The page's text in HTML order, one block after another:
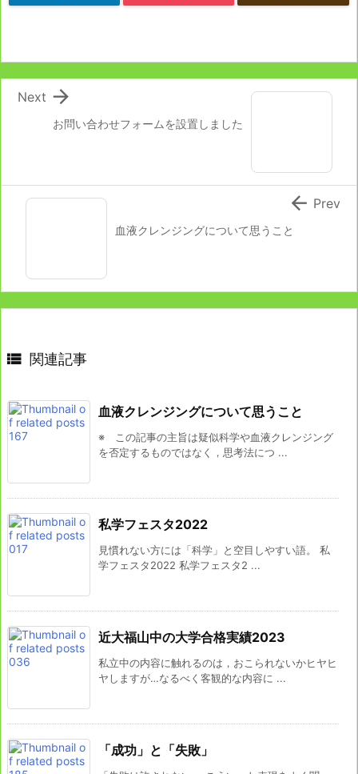
お問い合わせフォームを設置しました

Next
血液クレンジングについて思うこと
 Prev
 関連記事
血液クレンジングについて思うこと
※ この記事の主旨は疑似科学や血液クレンジング
を否定するものではなく，思考法につ ...
私学フェスタ2022
見慣れない方には「科学」と空目しやすい語。 私
学フェスタ2022 私学フェスタ2 ...
近大福山中の大学合格実績2023
私立中の内容に触れるのは，おこられないかヒヤヒ
ヤしますが…なるべく客観的な内容に ...
「成功」と「失敗」